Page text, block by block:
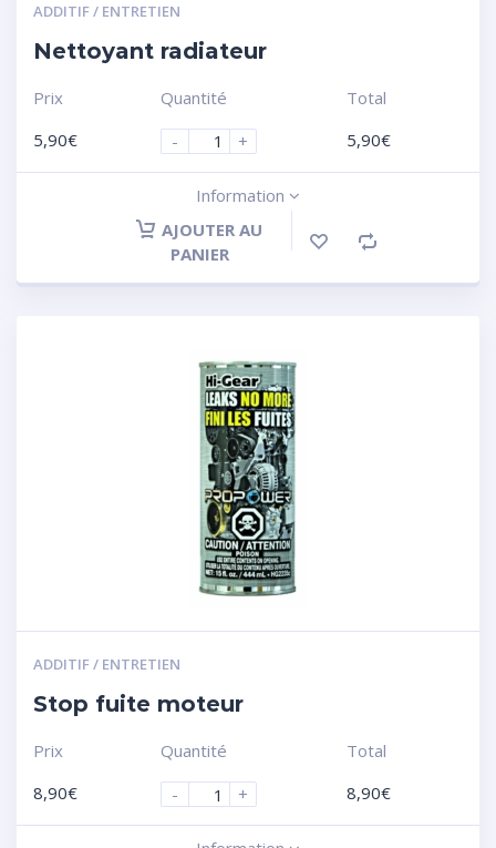
ADDITIF / ENTRETIEN
Nettoyant radiateur
Prix
5,90€
Quantité
-
+
Total
5,90€
Information
AJOUTER AU
PANIER
ADDITIF / ENTRETIEN
Stop fuite moteur
Prix
8,90€
Quantité
-
+
Total
8,90€